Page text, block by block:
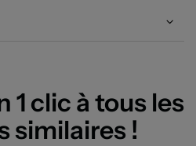
1 clic à tous les
similaires !